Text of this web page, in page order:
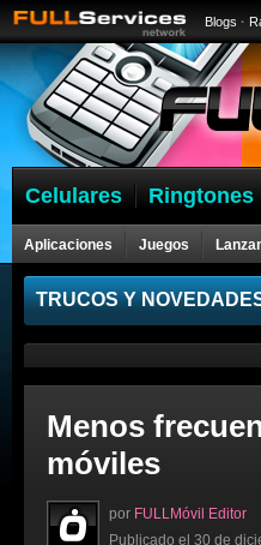
Blogs ·
Celulares Ringtones
Aplicaciones Juegos
Celulares
TRUCOS Y
Menos
móviles
por FULLMóvil Editor
Publicado el 30 de